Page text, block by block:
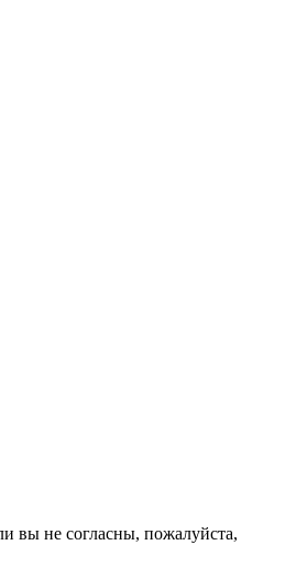
вы не согласны, пожалуйста,